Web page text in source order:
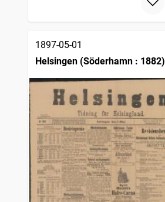
1897-05-01
Helsingen (Söderhamn : 1882)